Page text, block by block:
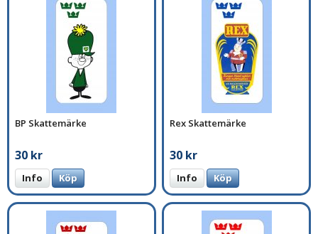
BP Skattemärke
30 kr
Info Köp
Rex Skattemärke
30 kr
Info Köp